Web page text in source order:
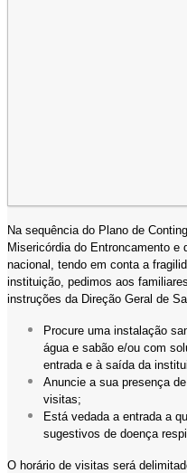
Na sequência do Plano de
Misericórdia do Entroncamento e
nacional, tendo em conta a
instituição, pedimos aos
instruções da Direção Geral de
Procure uma instalação
água e sabão e/ou com
entrada e à saída da
Anuncie a sua presença
visitas;
Está vedada a entrada a
sugestivos de doença
O horário de visitas será